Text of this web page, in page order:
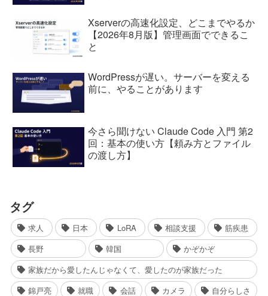
Xserverの高速化設定、どこまでやるか
【2026年8月版】管理画面でできるこ
と
WordPressが遅い。サーバーを変える
前に、やることがあります
今さら聞けない Claude Code 入門 第2
回：基本の使い方【頼み方とファイル
の渡し方】
タグ
求人 日本 LoRA 相談支援
筋疾患
長野
韓国
かぞかぞ
家族だから愛したんじゃなくて、愛したのが家族だった
錦戸亮
就職 会話 カメラ 自分らしさ